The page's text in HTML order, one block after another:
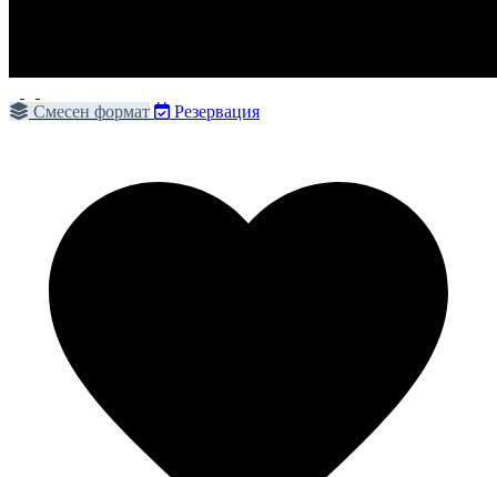
Смесен формат Резервация